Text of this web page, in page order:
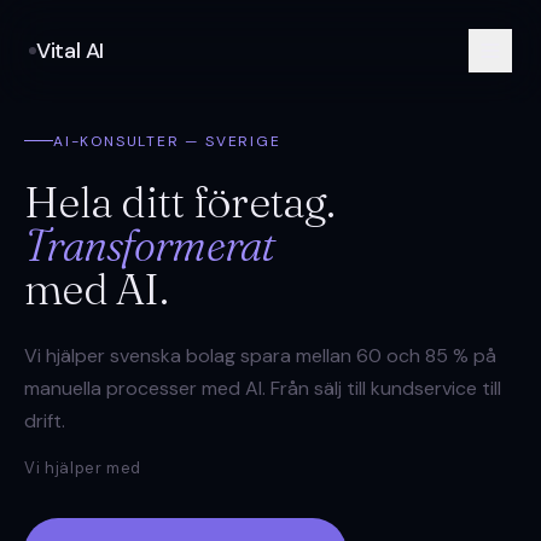
Vital AI
AI-KONSULTER — SVERIGE
Hela ditt företag.
Transformerat
med AI.
Vi hjälper svenska bolag spara mellan 60 och 85 % på
manuella processer med AI. Från sälj till kundservice till
drift.
Vi hjälper med